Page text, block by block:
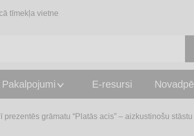
tīmekļa vietne
Pakalpojumi E-resursi
prezentēs grāmatu “Platās acis” – aizkustinošu